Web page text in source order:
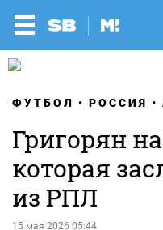
ФУТБОЛ РОССИЯ
Григорян
которая
из РПЛ
15 мая 2026 05:44